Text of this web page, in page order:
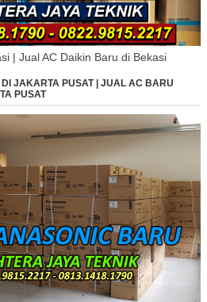
| Jual AC Daikin Baru di Bekasi
JAKARTA PUSAT | JUAL AC BARU
PUSAT